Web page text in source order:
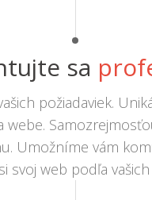
sa
požiadaviek.
Umožníme vám
svoj web podľa